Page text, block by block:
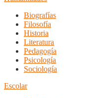
Biografías
Filosofía
Historia
Literatura
Pedagogía
Psicología
Sociología
Escolar